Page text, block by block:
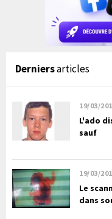
Derniersarticles
19/03/
L'ado
sauf
19/03/
Le
dans